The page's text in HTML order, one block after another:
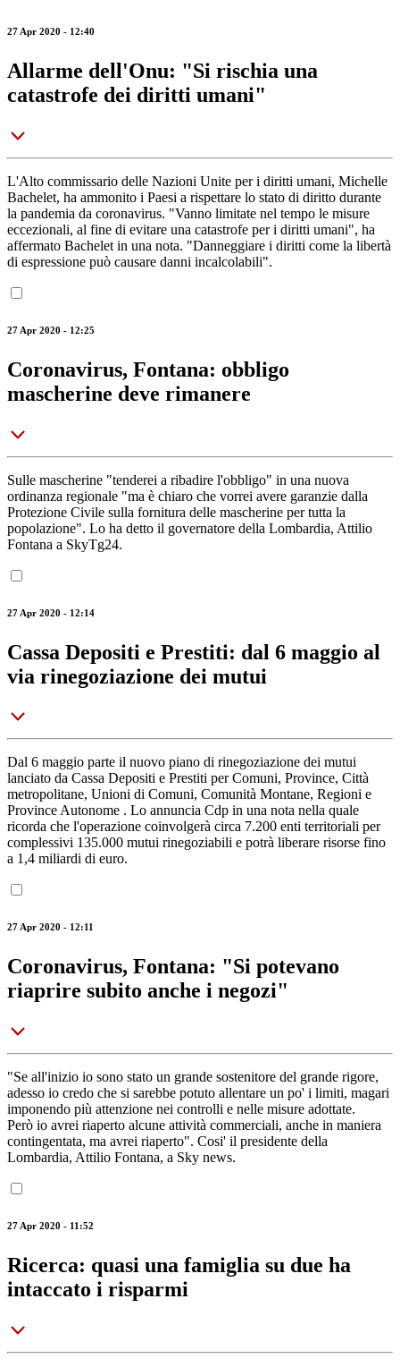
27 Apr 2020 - 12:40
Allarme dell'Onu: "Si rischia una
catastrofe dei diritti umani"
L'Alto commissario delle Nazioni Unite per i diritti umani, Michelle
Bachelet, ha ammonito i Paesi a rispettare lo stato di diritto durante
la pandemia da coronavirus. "Vanno limitate nel tempo le misure
eccezionali, al fine di evitare una catastrofe per i diritti umani", ha
affermato Bachelet in una nota. "Danneggiare i diritti come la libertà
di espressione può causare danni incalcolabili".
27 Apr 2020 - 12:25
Coronavirus, Fontana: obbligo
mascherine deve rimanere
Sulle mascherine "tenderei a ribadire l'obbligo" in una nuova
ordinanza regionale "ma è chiaro che vorrei avere garanzie dalla
Protezione Civile sulla fornitura delle mascherine per tutta la
popolazione". Lo ha detto il governatore della Lombardia, Attilio
Fontana a SkyTg24.
27 Apr 2020 - 12:14
Cassa Depositi e Prestiti: dal 6 maggio al
via rinegoziazione dei mutui
Dal 6 maggio parte il nuovo piano di rinegoziazione dei mutui
lanciato da Cassa Depositi e Prestiti per Comuni, Province, Città
metropolitane, Unioni di Comuni, Comunità Montane, Regioni e
Province Autonome . Lo annuncia Cdp in una nota nella quale
ricorda che l'operazione coinvolgerà circa 7.200 enti territoriali per
complessivi 135.000 mutui rinegoziabili e potrà liberare risorse fino
a 1,4 miliardi di euro.
27 Apr 2020 - 12:11
Coronavirus, Fontana: "Si potevano
riaprire subito anche i negozi"
"Se all'inizio io sono stato un grande sostenitore del grande rigore,
adesso io credo che si sarebbe potuto allentare un po' i limiti, magari
imponendo più attenzione nei controlli e nelle misure adottate.
Però io avrei riaperto alcune attività commerciali, anche in maniera
contingentata, ma avrei riaperto". Cosi' il presidente della
Lombardia, Attilio Fontana, a Sky news.
27 Apr 2020 - 11:52
Ricerca: quasi una famiglia su due ha
intaccato i risparmi